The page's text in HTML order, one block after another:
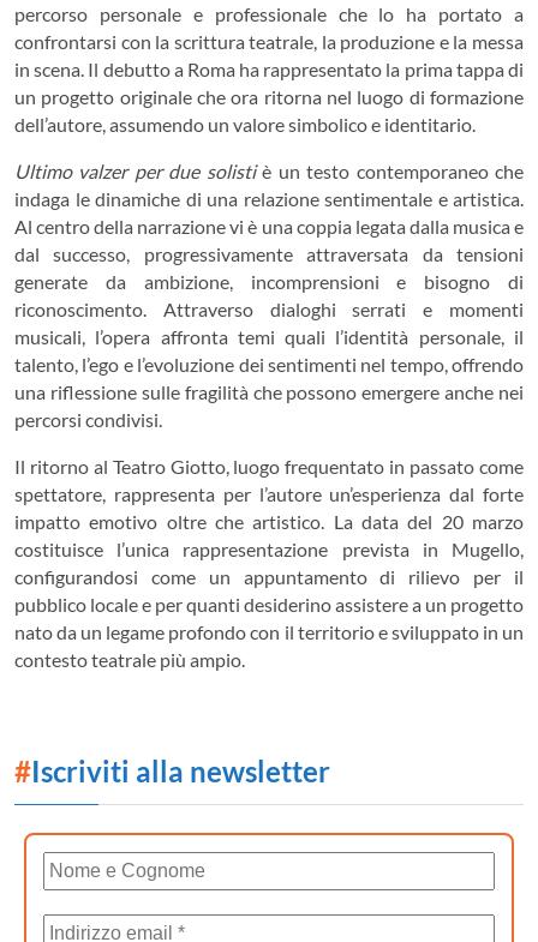
percorso personale e professionale che lo ha portato a
confrontarsi con la scrittura teatrale, la produzione e la messa
in scena. Il debutto a Roma ha rappresentato la prima tappa di
un progetto originale che ora ritorna nel luogo di formazione
dell’autore, assumendo un valore simbolico e identitario.
Ultimo valzer per due solistiè un testo contemporaneo che
indaga le dinamiche di una relazione sentimentale e artistica.
Al centro della narrazione vi è una coppia legata dalla musica e
dal successo, progressivamente attraversata da tensioni
generate da ambizione, incomprensioni e bisogno di
riconoscimento. Attraverso dialoghi serrati e momenti
musicali, l’opera affronta temi quali l’identità personale, il
talento, l’ego e l’evoluzione dei sentimenti nel tempo, offrendo
una riflessione sulle fragilità che possono emergere anche nei
percorsi condivisi.
Il ritorno al Teatro Giotto, luogo frequentato in passato come
spettatore, rappresenta per l’autore un’esperienza dal forte
impatto emotivo oltre che artistico. La data del 20 marzo
costituisce l’unica rappresentazione prevista in Mugello,
configurandosi come un appuntamento di rilievo per il
pubblico locale e per quanti desiderino assistere a un progetto
nato da un legame profondo con il territorio e sviluppato in un
contesto teatrale più ampio.
#Iscriviti alla newsletter